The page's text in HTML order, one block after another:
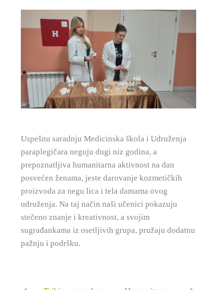
Uspešnu saradnju Medicinska škola i Udruženja
paraplegičara neguju dugi niz godina, a
prepoznatljiva humanitarna aktivnost na dan
posvećen ženama, jeste darovanje kozmetičkih
proizvoda za negu lica i tela damama ovog
udruženja. Na taj način naši učenici pokazuju
stečeno znanje i kreativnost, a svojim
sugrađankama iz osetljivih grupa, pružaju dodatnu
pažnju i podršku.